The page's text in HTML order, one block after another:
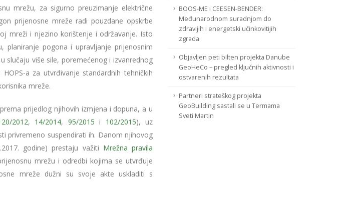
mrežu, za sigurno preuzimanje električne
prijenosne mreže radi pouzdane opskrbe
mreži i njezino korištenje i održavanje. Isto
planiranje pogona i upravljanje prijenosnim
slučaju više sile, poremećenog i izvanrednog
a za utvrđivanje standardnih tehničkih
mreže.
prijedlog njihovih izmjena i dopuna, a u
2012, 14/2014, 95/2015 i 102/2015), uz
privremeno suspendirati ih. Danom njihovog
godine) prestaju važiti Mrežna pravila
mrežu i odredbi kojima se utvrđuje
mreže dužni su svoje akte uskladiti s
BOOS-ME i CEESEN-BENDER:
Međunarodnom suradnjom do
zdravijih i energetski učinkovitijih
zgrada
Objavljen peti bilten projekta Danube
GeoHeCo – pregled ključnih aktivnosti i
ostvarenih rezultata
Partneri strateškog projekta
GeoBuilding sastali se u Termama
Sveti Martin